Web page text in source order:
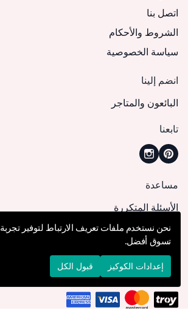
اتصل بنا
الشروط والأحكام
سياسة الخصوصية
انضم إلينا
البائعون والمتاجر
تابعنا
مساعدة
الأسئلة المتكررة
كيف يمكنني تقديم طلب؟
الشحن والتوصيل
الإرجاع والإلغاء
نحن نستخدم ملفات تعريف الارتباط لتوفير تجربة
تسوق أفضل.
إعدادات الكوكيز قبول الكل